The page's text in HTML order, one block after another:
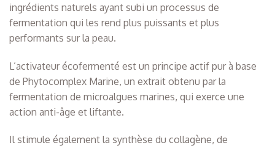
ingrédients naturels ayant subi un processus de
fermentation qui les rend plus puissants et plus
performants sur la peau.
L’activateur écofermenté est un principe actif pur à base
de Phytocomplex Marine, un extrait obtenu par la
fermentation de microalgues marines, qui exerce une
action anti-âge et liftante.
Il stimule également la synthèse du collagène, de